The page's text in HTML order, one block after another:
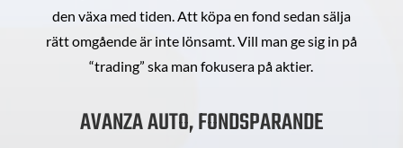
den växa med tiden. Att köpa en fond sedan sälja
rätt omgående är inte lönsamt. Vill man ge sig in på
“trading” ska man fokusera på aktier.
AVANZA AUTO, FONDSPARANDE